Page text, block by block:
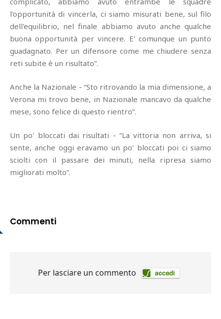
l'opportunità di vincerla, ci siamo misurati bene, sul filo
dell'equilibrio, nel finale abbiamo avuto anche qualche
buona opportunità per vincere. E' comunque un punto
guadagnato. Per un difensore come me chiudere senza
reti subite è un risultato”.
Anche la Nazionale - “Sto ritrovando la mia dimensione, a
Verona mi trovo bene, in Nazionale mancavo da qualche
mese, sono felice di questo rientro”.
Un po' bloccati dai risultati - “La vittoria non arriva, si
sente, anche oggi eravamo un po' bloccati poi ci siamo
sciolti con il passare dei minuti, nella ripresa siamo
migliorati molto”.
Commenti